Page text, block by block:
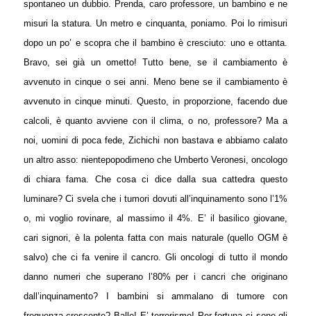
spontaneo un dubbio. Prenda, caro professore, un bambino e ne
misuri la statura. Un metro e cinquanta, poniamo. Poi lo rimisuri
dopo un po’ e scopra che il bambino è cresciuto: uno e ottanta.
Bravo, sei già un ometto! Tutto bene, se il cambiamento è
avvenuto in cinque o sei anni. Meno bene se il cambiamento è
avvenuto in cinque minuti. Questo, in proporzione, facendo due
calcoli, è quanto avviene con il clima, o no, professore? Ma a
noi, uomini di poca fede, Zichichi non bastava e abbiamo calato
un altro asso: nientepopodimeno che Umberto Veronesi, oncologo
di chiara fama. Che cosa ci dice dalla sua cattedra questo
luminare? Ci svela che i tumori dovuti all’inquinamento sono l’1%
o, mi voglio rovinare, al massimo il 4%. E’ il basilico giovane,
cari signori, è la polenta fatta con mais naturale (quello OGM è
salvo) che ci fa venire il cancro. Gli oncologi di tutto il mondo
danno numeri che superano l’80% per i cancri che originano
dall’inquinamento? I bambini si ammalano di tumore con